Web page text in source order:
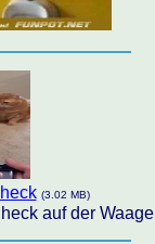
(3.02 MB)
auf der Waage